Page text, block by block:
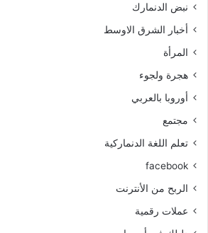
نبض الدنمارك
أخبار الشرق الاوسط
المرأة
هجرة ولجوء
أوروبا بالعربي
مجتمع
تعلم اللغة الدنماركية
facebook
الربح من الأنترنت
عملات رقمية